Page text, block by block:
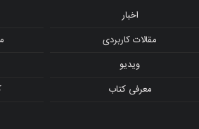
اخبار
مقالات کاربردی
ویدیو
معرفی کتاب